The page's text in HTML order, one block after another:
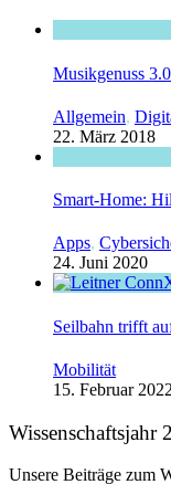
Musikgenuss 3.0
Allgemein,
22. März 2018
Smart-Home:
Apps,
24. Juni 2020
Seilbahn trifft
Mobilität
15. Februar 2022
Wissenschaftsjahr
Unsere Beiträge zum